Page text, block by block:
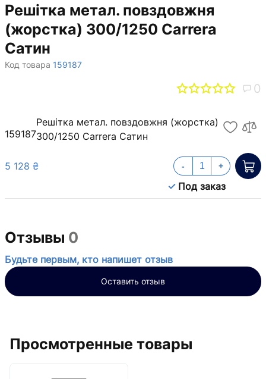
Решітка метал. повздовжня
(жорстка) 300/1250 Carrera
Сатин
Код товара 159187
0
159187
Решітка метал. повздовжня (жорстка)
300/1250 Carrera Сатин
5 128 ₴
Под заказ
- +
Отзывы 0
Будьте первым, кто напишет отзыв
Оставить отзыв
Просмотренные товары